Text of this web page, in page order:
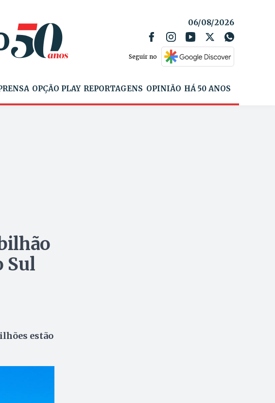
06/08/2026
Seguir no
OPÇÃO PLAY REPORTAGENS OPINIÃO HÁ 50 ANOS
Sul
estão